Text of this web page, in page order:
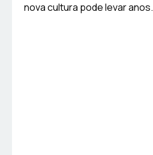
nova cultura pode levar anos.